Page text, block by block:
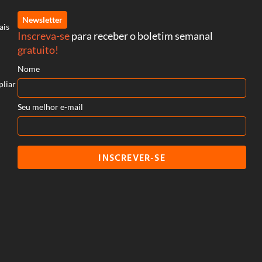
Newsletter
Inscreva-separa receber o boletim semanal
gratuito!
Nome
Seu melhor e-mail
INSCREVER-SE